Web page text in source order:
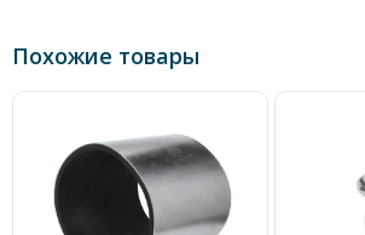
Похожие товары